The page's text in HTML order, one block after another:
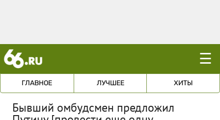
☰
ГЛАВНОЕ ЛУЧШЕЕ ХИТЫ
Бывший омбудсмен предложил